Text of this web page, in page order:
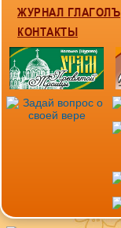
ЖУРНАЛ ГЛАГОЛЪ
КОНТАКТЫ